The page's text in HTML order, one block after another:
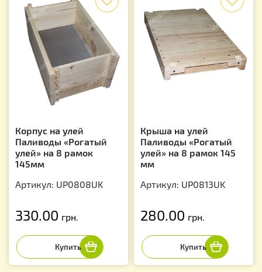
Корпус на улей
Паливоды «Рогатый
улей» на 8 рамок
145мм
Артикул: UP0808UK
330.00 грн.
Крыша на улей
Паливоды «Рогатый
улей» на 8 рамок 145
мм
Артикул: UP0813UK
280.00 грн.